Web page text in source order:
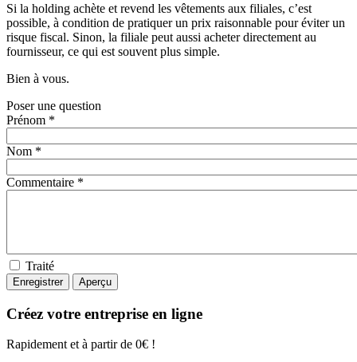
Si la holding achète et revend les vêtements aux filiales, c’est
possible, à condition de pratiquer un prix raisonnable pour éviter un
risque fiscal. Sinon, la filiale peut aussi acheter directement au
fournisseur, ce qui est souvent plus simple.
Bien à vous.
Poser une question
Prénom *
Nom *
Commentaire *
Traité
Créez votre entreprise en ligne
Rapidement et à partir de 0€ !